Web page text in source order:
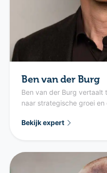
Ben van der Burg
Ben van der Burg vertaalt
naar strategische groei en
Bekijk expert